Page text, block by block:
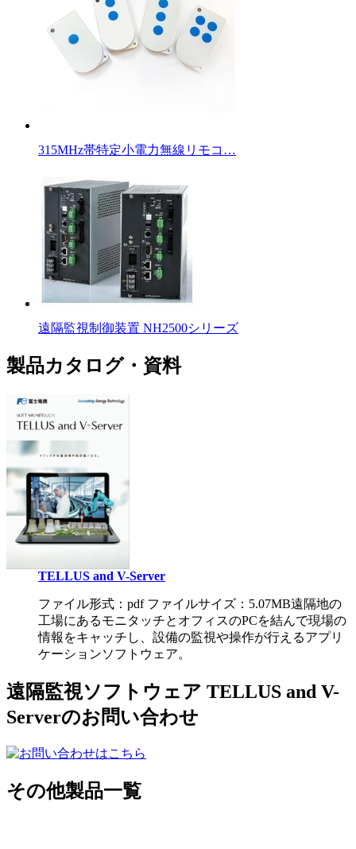
315MHz帯特定小電力無線リモコ…
遠隔監視制御装置 NH2500シリーズ
製品カタログ・資料
TELLUS and V-Server
ファイル形式：pdf ファイルサイズ：5.07MB遠隔地の
工場にあるモニタッチとオフィスのPCを結んで現場の
情報をキャッチし、設備の監視や操作が行えるアプリ
ケーションソフトウェア。
遠隔監視ソフトウェア TELLUS and V-
Serverのお問い合わせ
その他製品一覧